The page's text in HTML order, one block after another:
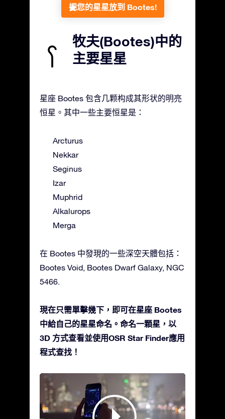
把您的星星放到 Bootes!
牧夫(Bootes)中的
主要星星
星座 Bootes 包含几颗构成其形状的明亮
恒星。其中一些主要恒星是：
Arcturus
Nekkar
Seginus
Izar
Muphrid
Alkalurops
Merga
在 Bootes 中發現的一些深空天體包括：
Bootes Void, Bootes Dwarf Galaxy, NGC
5466.
現在只需單擊幾下，即可在星座 Bootes
中給自己的星星命名。命名一顆星，以
3D 方式查看並使用OSR Star Finder應用
程式查找！